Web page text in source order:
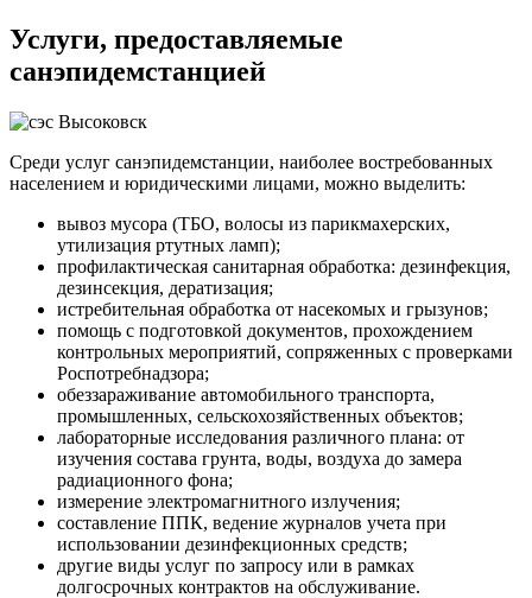
Услуги, предоставляемые
санэпидемстанцией
Среди услуг санэпидемстанции, наиболее востребованных
населением и юридическими лицами, можно выделить:
вывоз мусора (ТБО, волосы из парикмахерских,
утилизация ртутных ламп);
профилактическая санитарная обработка: дезинфекция,
дезинсекция, дератизация;
истребительная обработка от насекомых и грызунов;
помощь с подготовкой документов, прохождением
контрольных мероприятий, сопряженных с проверками
Роспотребнадзора;
обеззараживание автомобильного транспорта,
промышленных, сельскохозяйственных объектов;
лабораторные исследования различного плана: от
изучения состава грунта, воды, воздуха до замера
радиационного фона;
измерение электромагнитного излучения;
составление ППК, ведение журналов учета при
использовании дезинфекционных средств;
другие виды услуг по запросу или в рамках
долгосрочных контрактов на обслуживание.